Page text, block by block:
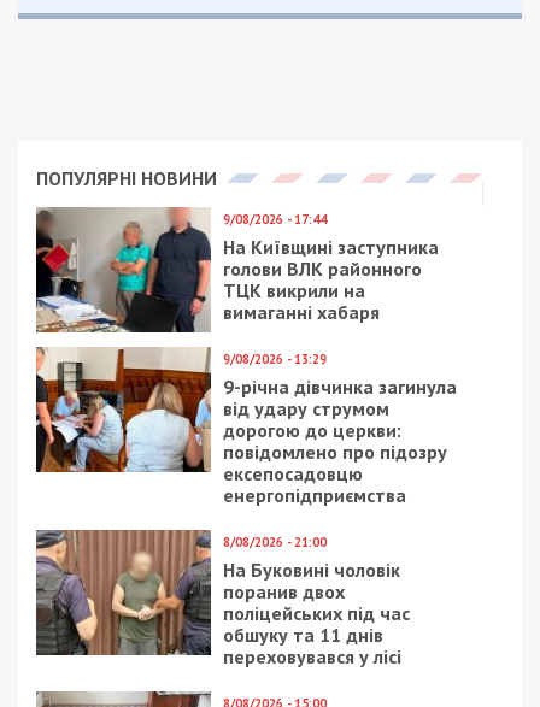
ПОПУЛЯРНІ НОВИНИ
9/08/2026 - 17:44
На Київщині заступника
голови ВЛК районного
ТЦК викрили на
вимаганні хабаря
9/08/2026 - 13:29
9-річна дівчинка загинула
від удару струмом
дорогою до церкви:
повідомлено про підозру
ексепосадовцю
енергопідприємства
8/08/2026 - 21:00
На Буковині чоловік
поранив двох
поліцейських під час
обшуку та 11 днів
переховувався у лісі
8/08/2026 - 15:00